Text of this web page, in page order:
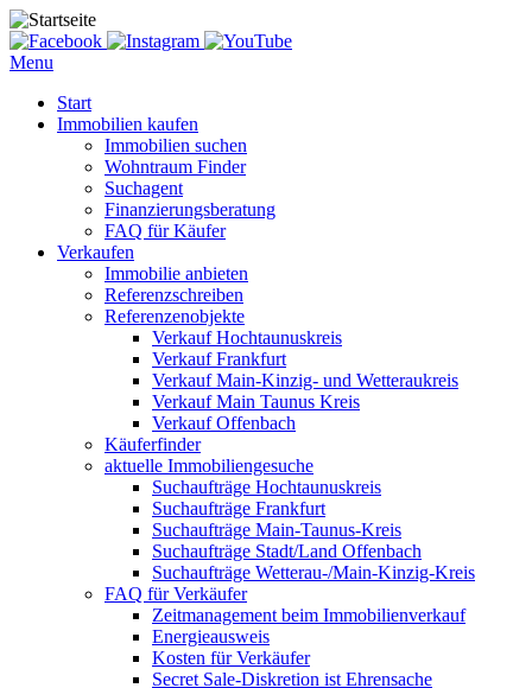
Menu
Start
Immobilien kaufen
Immobilien suchen
Wohntraum Finder
Suchagent
Finanzierungsberatung
FAQ für Käufer
Verkaufen
Immobilie anbieten
Referenzschreiben
Referenzenobjekte
Verkauf Hochtaunuskreis
Verkauf Frankfurt
Verkauf Main-Kinzig- und Wetteraukreis
Verkauf Main Taunus Kreis
Verkauf Offenbach
Käuferfinder
aktuelle Immobiliengesuche
Suchaufträge Hochtaunuskreis
Suchaufträge Frankfurt
Suchaufträge Main-Taunus-Kreis
Suchaufträge Stadt/Land Offenbach
Suchaufträge Wetterau-/Main-Kinzig-Kreis
FAQ für Verkäufer
Zeitmanagement beim Immobilienverkauf
Energieausweis
Kosten für Verkäufer
Secret Sale-Diskretion ist Ehrensache